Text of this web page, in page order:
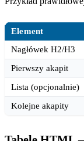
Element
Nagłówek H2/H3
Pierwszy akapit
Lista (opcjonalnie)
Kolejne akapity